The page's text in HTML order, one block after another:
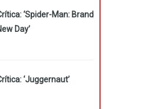
‘Spider-Man: Brand
Day’
‘Juggernaut’